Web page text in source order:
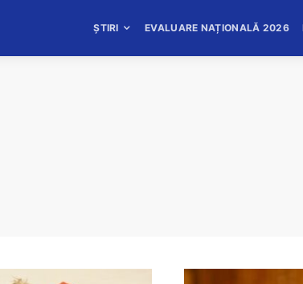
ȘTIRI EVALUARE NAȚIONALĂ 2026